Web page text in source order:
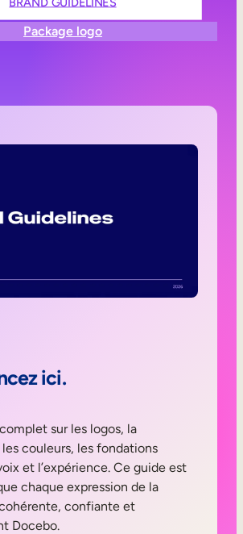
adhérents
Package logo
ici.
sur les logos, la
couleurs, les fondations
et l’expérience. Ce guide est
chaque expression de la
confiante et
Docebo.